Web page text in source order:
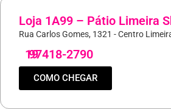
Loja 1A99 – Pátio Limeira
Rua Carlos Gomes, 1321 - Centro
19
97418-2790
COMO CHEGAR